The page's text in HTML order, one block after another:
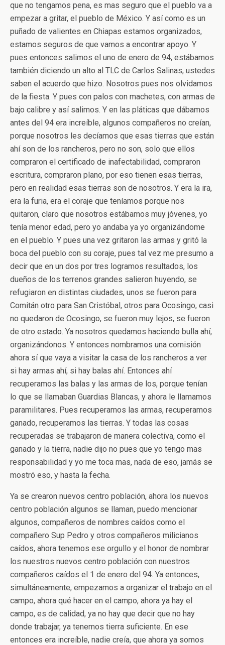
que no tengamos pena, es mas seguro que el pueblo va a
empezar a gritar, el pueblo de México. Y así como es un
puñado de valientes en Chiapas estamos organizados,
estamos seguros de que vamos a encontrar apoyo. Y
pues entonces salimos el uno de enero de 94, estábamos
también diciendo un alto al TLC de Carlos Salinas, ustedes
saben el acuerdo que hizo. Nosotros pues nos olvidamos
de la fiesta. Y pues con palos con machetes, con armas de
bajo calibre y así salimos. Y en las pláticas que dábamos
antes del 94 era increíble, algunos compañeros no creían,
porque nosotros les decíamos que esas tierras que están
ahí son de los rancheros, pero no son, solo que ellos
compraron el certificado de inafectabilidad, compraron
escritura, compraron plano, por eso tienen esas tierras,
pero en realidad esas tierras son de nosotros. Y era la ira,
era la furia, era el coraje que teníamos porque nos
quitaron, claro que nosotros estábamos muy jóvenes, yo
tenía menor edad, pero yo andaba ya yo organizándome
en el pueblo. Y pues una vez gritaron las armas y gritó la
boca del pueblo con su coraje, pues tal vez me presumo a
decir que en un dos por tres logramos resultados, los
dueños de los terrenos grandes salieron huyendo, se
refugiaron en distintas ciudades, unos se fueron para
Comitán otro para San Cristóbal, otros para Ocosingo, casi
no quedaron de Ocosingo, se fueron muy lejos, se fueron
de otro estado. Ya nosotros quedamos haciendo bulla ahí,
organizándonos. Y entonces nombramos una comisión
ahora sí que vaya a visitar la casa de los rancheros a ver
si hay armas ahí, si hay balas ahí. Entonces ahí
recuperamos las balas y las armas de los, porque tenían
lo que se llamaban Guardias Blancas, y ahora le llamamos
paramilitares. Pues recuperamos las armas, recuperamos
ganado, recuperamos las tierras. Y todas las cosas
recuperadas se trabajaron de manera colectiva, como el
ganado y la tierra, nadie dijo no pues que yo tengo mas
responsabilidad y yo me toca mas, nada de eso, jamás se
mostró eso, y hasta la fecha.
Ya se crearon nuevos centro población, ahora los nuevos
centro población algunos se llaman, puedo mencionar
algunos, compañeros de nombres caídos como el
compañero Sup Pedro y otros compañeros milicianos
caídos, ahora tenemos ese orgullo y el honor de nombrar
los nuestros nuevos centro población con nuestros
compañeros caídos el 1 de enero del 94. Ya entonces,
simultáneamente, empezamos a organizar el trabajo en el
campo, ahora qué hacer en el campo, ahora ya hay el
campo, es de calidad, ya no hay que decir que no hay
donde trabajar, ya tenemos tierra suficiente. En ese
entonces era increíble, nadie creía, que ahora ya somos